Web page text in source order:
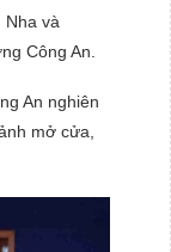
Nha và
Công An.
An nghiên
mở cửa,